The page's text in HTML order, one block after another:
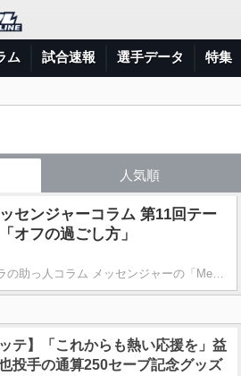
ム 試合速報 選手データ 特集
人気順
センジャーコラム 第11回テー
オフの過ごし方」
トラの助っ人コラム メッセンジャーの「Messe's Road」
ッテ】「これからも熱い応援を」益
投手の通算250セーブ記念グッズ